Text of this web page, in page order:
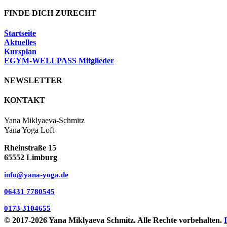
FINDE DICH ZURECHT
Startseite
Aktuelles
Kursplan
EGYM-WELLPASS Mitglieder
NEWSLETTER
KONTAKT
Yana Miklyaeva-Schmitz
Yana Yoga Loft
Rheinstraße 15
65552 Limburg
info@yana-yoga.de
06431 7780545
0173 3104655
© 2017-2026 Yana Miklyaeva Schmitz. Alle Rechte vorbehalten.